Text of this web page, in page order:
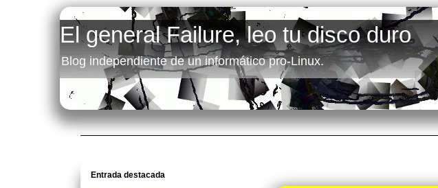
El general Failure, leo tu disco duro
Blog independiente de un informático pro-Linux.
Entrada destacada